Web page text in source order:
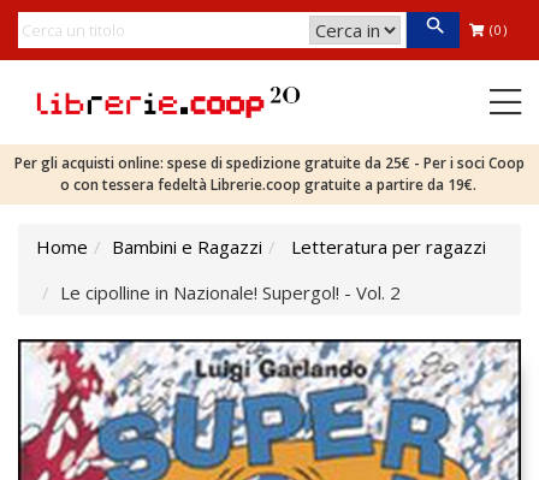
(0)
Per gli acquisti online: spese di spedizione gratuite da 25€ - Per i soci Coop
o con tessera fedeltà Librerie.coop gratuite a partire da 19€.
Home Bambini e Ragazzi
Letteratura per ragazzi
Le cipolline in Nazionale! Supergol! - Vol. 2